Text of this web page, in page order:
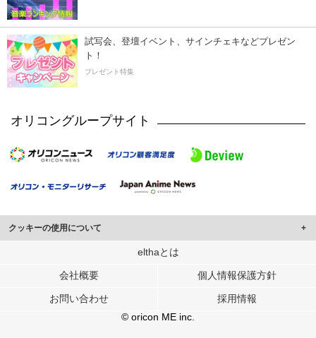
試写会、登壇イベント、サインチェキなどプレゼン
ト！
プレゼント特集
オリコングループサイト
クッキーの使用について
このサイトでは Cookie を使用して、ユーザーに合わせたコンテンツや広告の
行っています。
メディアや広告配信、データ解析の各パートナーに提供しています。
各パートナーは、この情報とユーザーが各パートナーに提供した他の情報や、
ユーザーが各パートナーのサービスを使用したときに収集した他の情報を組み
elthaとは
会社概要 個人情報保護方針
お問い合わせ
採用情報
© oricon ME inc.